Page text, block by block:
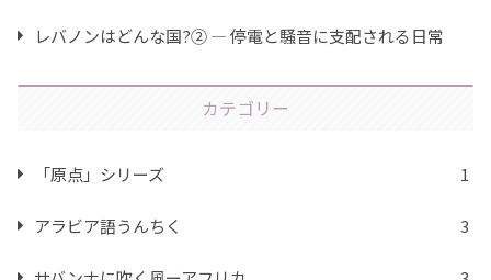
レバノンはどんな国?② ― 停電と騒音に支配される日常
カテゴリー
「原点」シリーズ 1
アラビア語うんちく 3